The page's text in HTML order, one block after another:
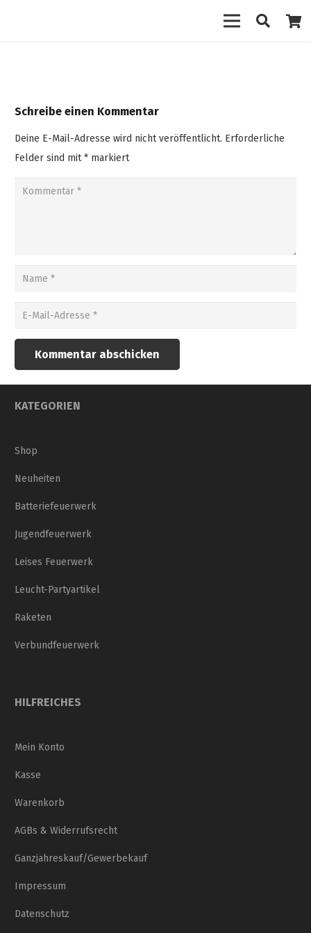
Schreibe einen Kommentar
Deine E-Mail-Adresse wird nicht veröffentlicht. Erforderliche
Felder sind mit* markiert
Kommentar abschicken
KATEGORIEN
Shop
Neuheiten
Batteriefeuerwerk
Jugendfeuerwerk
Leises Feuerwerk
Leucht-Partyartikel
Raketen
Verbundfeuerwerk
HILFREICHES
Mein Konto
Kasse
Warenkorb
AGBs & Widerrufsrecht
Ganzjahreskauf/Gewerbekauf
Impressum
Datenschutz